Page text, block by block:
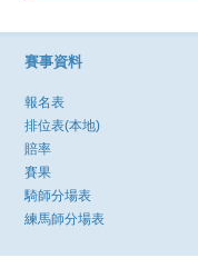
賽事資料
報名表
排位表(本地)
賠率
賽果
騎師分場表
練馬師分場表